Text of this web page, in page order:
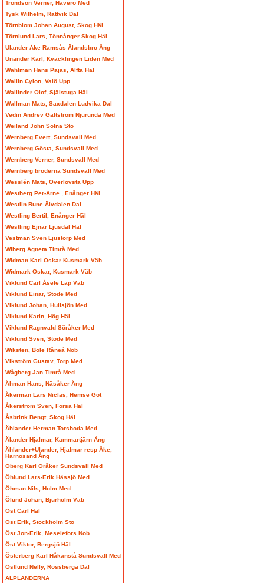
Trondson Verner, Haverö Med
Tysk Wilhelm, Rättvik Dal
Törnblom Johan August, Skog Häl
Törnlund Lars, Tönnånger Skog Häl
Ulander Åke Ramsås Älandsbro Ång
Unander Karl, Kväcklingen Liden Med
Wahlman Hans Pajas, Alfta Häl
Wallin Cylon, Valö Upp
Wallinder Olof, Själstuga Häl
Wallman Mats, Saxdalen Ludvika Dal
Vedin Andrev Galtström Njurunda Med
Weiland John Solna Sto
Wernberg Evert, Sundsvall Med
Wernberg Gösta, Sundsvall Med
Wernberg Verner, Sundsvall Med
Wernberg bröderna Sundsvall Med
Wesslén Mats, Överlövsta Upp
Westberg Per-Arne , Enånger Häl
Westlin Rune Älvdalen Dal
Westling Bertil, Enånger Häl
Westling Ejnar Ljusdal Häl
Vestman Sven Ljustorp Med
Wiberg Agneta Timrå Med
Widman Karl Oskar Kusmark Väb
Widmark Oskar, Kusmark Väb
Viklund Carl Åsele Lap Väb
Viklund Einar, Stöde Med
Viklund Johan, Hullsjön Med
Viklund Karin, Hög Häl
Viklund Ragnvald Söråker Med
Viklund Sven, Stöde Med
Wiksten, Böle Råneå Nob
Vikström Gustav, Torp Med
Wågberg Jan Timrå Med
Åhman Hans, Näsåker Ång
Åkerman Lars Niclas, Hemse Got
Åkerström Sven, Forsa Häl
Åsbrink Bengt, Skog Häl
Ählander Herman Torsboda Med
Älander Hjalmar, Kammartjärn Ång
Ählander+Ulander, Hjalmar resp Åke,
Härnösand Ång
Öberg Karl Öråker Sundsvall Med
Öhlund Lars-Erik Hässjö Med
Öhman Nils, Holm Med
Ölund Johan, Bjurholm Väb
Öst Carl Häl
Öst Erik, Stockholm Sto
Öst Jon-Erik, Meselefors Nob
Öst Viktor, Bergsjö Häl
Österberg Karl Håkanstå Sundsvall Med
Östlund Nelly, Rossberga Dal
ALPLÄNDERNA